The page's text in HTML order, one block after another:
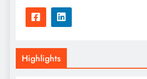
Highlights